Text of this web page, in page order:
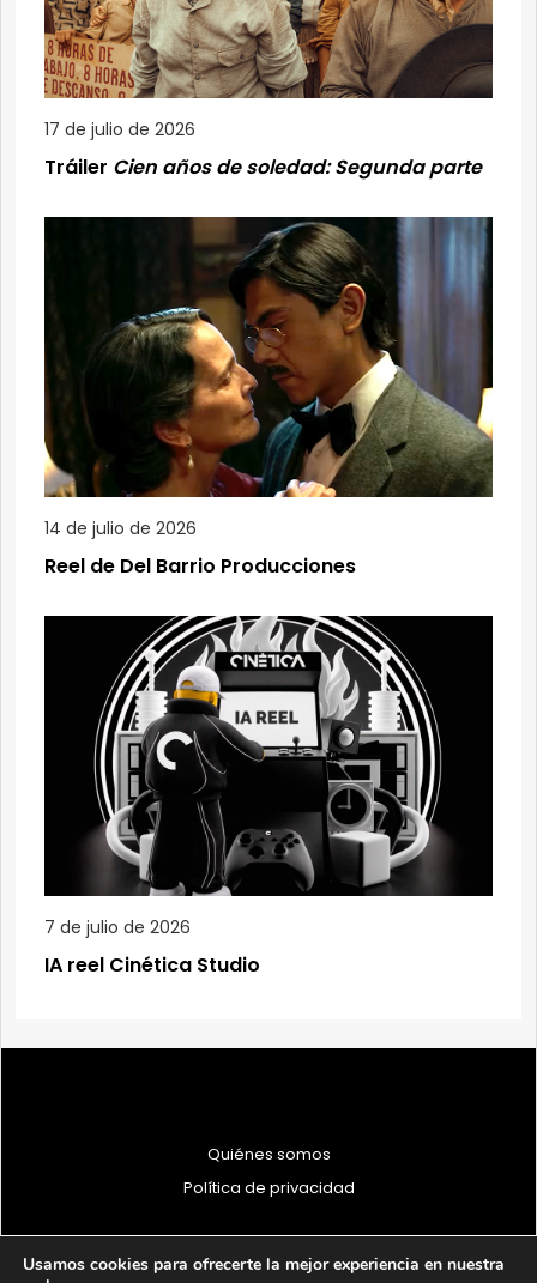
17 de julio de 2026
Tráiler Cien años de soledad: Segunda parte
14 de julio de 2026
Reel de Del Barrio Producciones
7 de julio de 2026
IA reel Cinética Studio
Quiénes somos
Política de privacidad
Usamos cookies para ofrecerte la mejor experiencia en nuestra